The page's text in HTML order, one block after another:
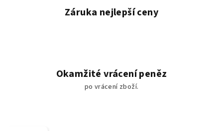
Záruka nejlepší ceny
Okamžité vrácení peněz
po vrácení zboží.